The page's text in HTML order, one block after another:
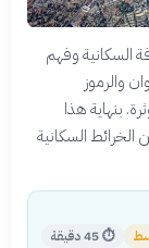
السكانية وفهم
والرموز
بنهاية هذا
السكانية
⏱45 دقيقة